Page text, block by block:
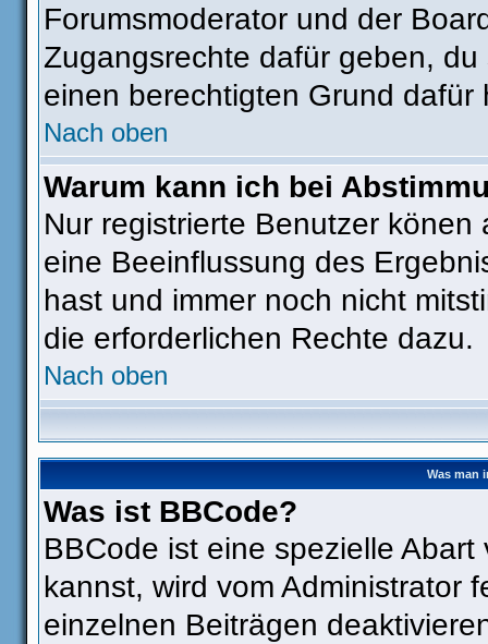
Forumsmoderator und der
Zugangsrechte dafür geben,
einen berechtigten Grund dafür
Nach oben
Warum kann ich bei
Nur registrierte Benutzer
eine Beeinflussung des
hast und immer noch nicht
die erforderlichen Rechte dazu.
Nach oben
Was man
Was ist BBCode?
BBCode ist eine spezielle
kannst, wird vom Administrator
einzelnen Beiträgen